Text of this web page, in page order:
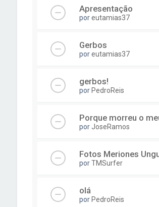
Apresentação
poreutamias37
Gerbos
poreutamias37
gerbos!
por PedroReis
Porque morreu o
por JoseRamos
Fotos Meriones
porTMSurfer
olá
por PedroReis